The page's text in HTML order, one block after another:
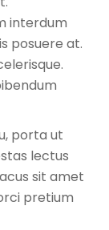
interdum
posuere at.
porta ut
lectus
sit amet
pretium